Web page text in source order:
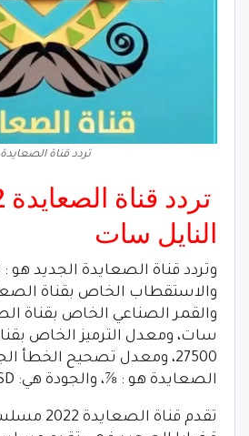
تردد قناة الصعايدة
النايل سات
والاستقطاب الخاص بقناة
والقمر الصناعي الخاص بقناة
سات، ومعدل الترميز الخاص
27500، ومعدل تصحيح الخطأ
الصعايدة هو : ⅞، والجودة هي: SD.
تقدم قناة